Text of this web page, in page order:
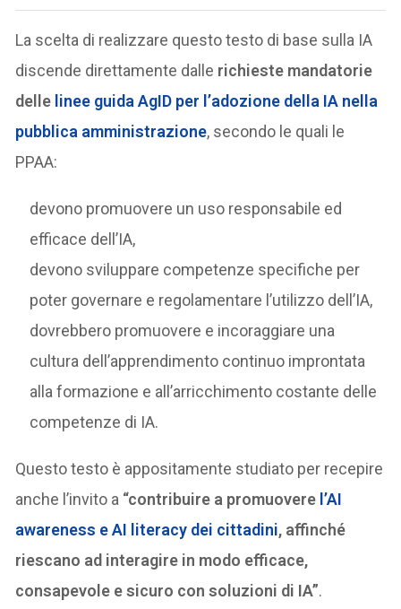
La scelta di realizzare questo testo di base sulla IA
discende direttamente dalle richieste mandatorie
delle linee guida AgID per l’adozione della IA nella
pubblica amministrazione, secondo le quali le
PPAA:
devono promuovere un uso responsabile ed
efficace dell’IA,
devono sviluppare competenze specifiche per
poter governare e regolamentare l’utilizzo dell’IA,
dovrebbero promuovere e incoraggiare una
cultura dell’apprendimento continuo improntata
alla formazione e all’arricchimento costante delle
competenze di IA.
Questo testo è appositamente studiato per recepire
anche l’invito a “contribuire a promuovere l’AI
awareness e AI literacy dei cittadini, affinché
riescano ad interagire in modo efficace,
consapevole e sicuro con soluzioni di IA”.